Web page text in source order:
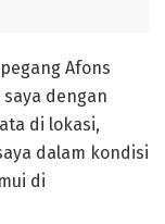
Afons
dengan
di lokasi,
dalam kondisi
di